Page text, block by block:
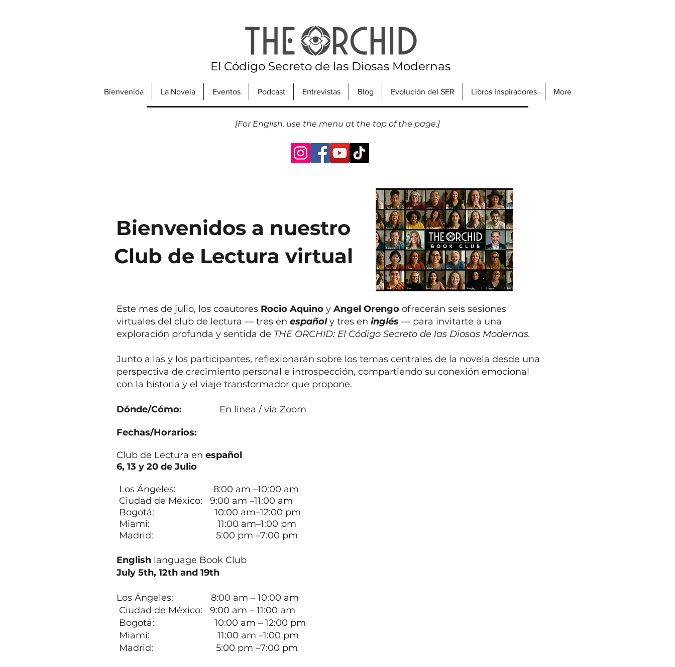
El Código Secreto de las Diosas Modernas
Bienvenida La Novela Eventos Podcast Entrevistas Blog Evolución del SER Libros Inspiradores More
[For English, use the menu at the top of the page.]
Bienvenidos a nuestro
Club de Lectura virtual
Este mes de julio, los coautores Rocio Aquino y Angel Orengo ofrecerán seis sesiones
virtuales del club de lectura — tres en españoly tres en inglés — para invitarte a una
exploración profunda y sentida de THE ORCHID: El Código Secreto de las Diosas Modernas.
Junto a las y los participantes, reflexionarán sobre los temas centrales de la novela desde una
perspectiva de crecimiento personal e introspección, compartiendo su conexión emocional
con la historia y el viaje transformador que propone.
Dónde/Cómo: En línea / vía Zoom
Fechas/Horarios:
Club de Lectura en español
6, 13 y 20 de Julio
Los Ángeles: 8:00 am –10:00 am
Ciudad de México: 9:00 am –11:00 am
Bogotá: 10:00 am–12:00 pm
Miami: 11:00 am–1:00 pm
Madrid: 5:00 pm –7:00 pm
English language Book Club
July 5th, 12th and 19th
Los Ángeles: 8:00 am – 10:00 am
Ciudad de México: 9:00 am – 11:00 am
Bogotá: 10:00 am – 12:00 pm
Miami: 11:00 am –1:00 pm
Madrid: 5:00 pm –7:00 pm